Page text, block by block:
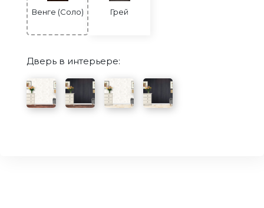
Венге (Соло) Грей
Дверь в интерьере: